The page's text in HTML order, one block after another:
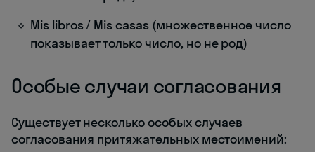
Mis libros / Mis casas (множественное число
показывает только число, но не род)
Особые случаи согласования
Существует несколько особых случаев
согласования притяжательных местоимений: